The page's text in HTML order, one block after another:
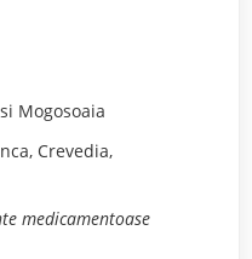
Mogosoaia
Crevedia,
medicamentoase